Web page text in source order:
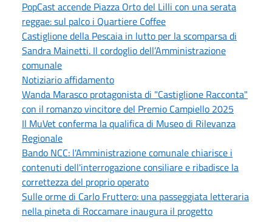
PopCast accende Piazza Orto del Lilli con una serata
reggae: sul palco i Quartiere Coffee
Castiglione della Pescaia in lutto per la scomparsa di
Sandra Mainetti. Il cordoglio dell’Amministrazione
comunale
Notiziario affidamento
Wanda Marasco protagonista di "Castiglione Racconta"
con il romanzo vincitore del Premio Campiello 2025
Il MuVet conferma la qualifica di Museo di Rilevanza
Regionale
Bando NCC: l'Amministrazione comunale chiarisce i
contenuti dell'interrogazione consiliare e ribadisce la
correttezza del proprio operato
Sulle orme di Carlo Fruttero: una passeggiata letteraria
nella pineta di Roccamare inaugura il progetto